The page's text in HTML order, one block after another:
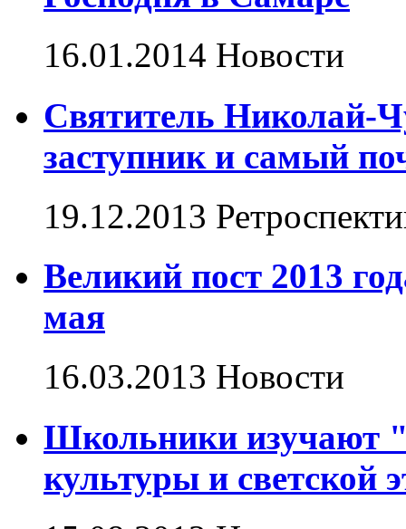
16.01.2014 Новости
Святитель Николай-
заступник и самый
19.12.2013
Великий пост 2013
мая
16.03.2013 Новости
Школьники изучают
культуры и светской